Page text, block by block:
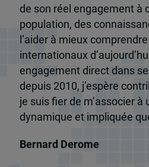
de son réel engagement à
population, des
l’aider à mieux
internationaux
engagement direct dans
depuis 2010, j’espère
je suis fier de m’associer à
dynamique et impliquée
Bernard Derome